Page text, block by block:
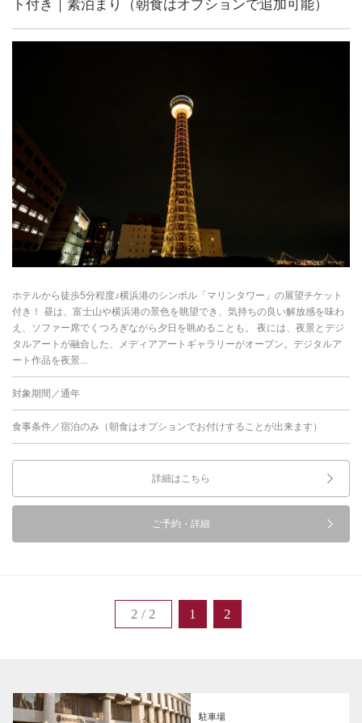
ト付き｜素泊まり（朝食はオプションで追加可能）
ホテルから徒歩5分程度♪横浜港のシンボル「マリンタワー」の展望チケット
付き！ 昼は、富士山や横浜港の景色を眺望でき、気持ちの良い解放感を味わ
え、ソファー席でくつろぎながら夕日を眺めることも。 夜には、夜景とデジ
タルアートが融合した、メディアアートギャラリーがオープン。デジタルア
ート作品を夜景...
対象期間／通年
食事条件／宿泊のみ（朝食はオプションでお付けすることが出来ます）
詳細はこちら
ご予約・詳細
2 / 2 1 2
駐車場